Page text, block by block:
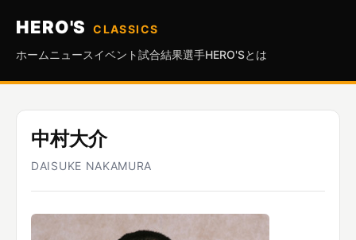
HERO'S
CLASSICS
ホーム ニュースイベント試合結果選手HERO'Sとは
中村大介
DAISUKE NAKAMURA